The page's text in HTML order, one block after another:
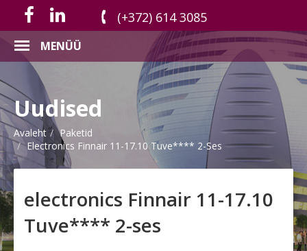
(+372) 614 3085
MENÜÜ
Uudised
Avaleht
Paketid
Electronics Finnair 11-17.10 Tuve**** 2-Ses
electronics Finnair 11-17.10
Tuve**** 2-ses